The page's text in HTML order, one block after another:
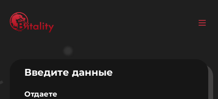
Введите данные
Отдаете